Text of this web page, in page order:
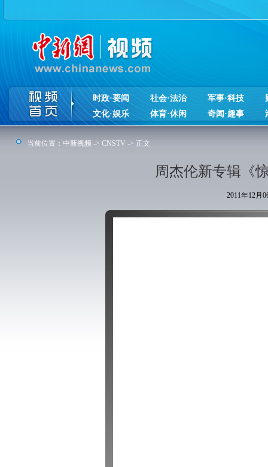
时政·要闻 社会·法治 军事·科技
文化·娱乐
体育·休闲 奇闻·趣事
当前位置： 中新视频 -> CNSTV -> 正文
周杰伦新专辑《
2011年12月